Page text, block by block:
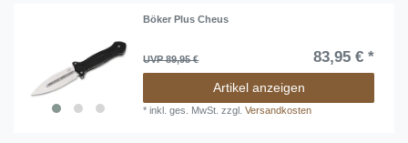
Böker Plus Cheus
UVP 89,95 € 83,95 € *
Artikel anzeigen
*inkl. ges. MwSt. zzgl.Versandkosten